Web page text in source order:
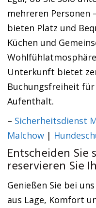
mehreren Personen
bieten Platz und
Küchen und
Unterkunft bietet
Buchungsfreiheit
Aufenthalt.
– Sicherheitsdienst
Malchow |
Entscheiden Sie
reservieren Sie
Genießen Sie bei
aus Lage, Komfort